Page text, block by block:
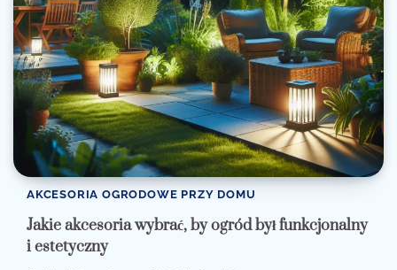
AKCESORIA OGRODOWE PRZY DOMU
Jakie akcesoria wybrać, by ogród był funkcjonalny
i estetyczny